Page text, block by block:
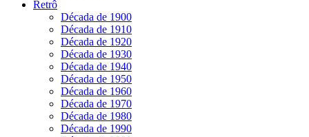
Retrô
Década de 1900
Década de 1910
Década de 1920
Década de 1930
Década de 1940
Década de 1950
Década de 1960
Década de 1970
Década de 1980
Década de 1990